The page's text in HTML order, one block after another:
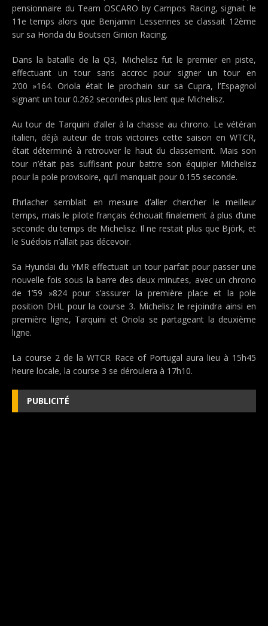
pensionnaire du Team OSCARO by Campos Racing, signait le
11e temps alors que Benjamin Lessennes se classait 12ème
sur sa Honda du Boutsen Ginion Racing.
Dans la bataille de la Q3, Michelisz fut le premier en piste,
effectuant un tour sans accroc pour signer un tour en
2’00 »164. Oriola était le prochain sur sa Cupra, l’Espagnol
signant un tour 0.262 secondes plus lent que Michelisz.
Au tour de Tarquini d’aller à la chasse au chrono. Le vétéran
italien, déjà auteur de trois victoires cette saison en WTCR,
était déterminé à retrouver le haut du classement. Mais son
tour n’était pas suffisant pour battre son équipier Michelisz
pour la pole provisoire, qu’il manquait pour 0.155 seconde.
Ehrlacher semblait en mesure d’aller chercher le meilleur
temps, mais le pilote français échouait finalement à plus d’une
seconde du temps de Michelisz. Il ne restait plus que Björk, et
le Suédois n’allait pas décevoir.
Sa Hyundai du YMR effectuait un tour parfait pour passer une
nouvelle fois sous la barre des deux minutes, avec un chrono
de 1’59 »824 pour s’assurer la première place et la pole
position DHL pour la course 3. Michelisz le rejoindra ainsi en
première ligne, Tarquini et Oriola se partageant la deuxième
ligne.
La course 2 de la WTCR Race of Portugal aura lieu à 15h45
heure locale, la course 3 se déroulera à 17h10.
PUBLICITÉ